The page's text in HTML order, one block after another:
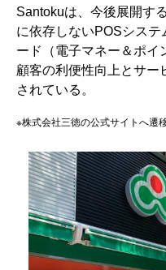
Santokuは、今後展開す
に依存しないPOSシス
ード（電子マネー＆ポイ
顧客の利便性向上とサー
されている。
※株式会社三徳の公式サイトへ遷